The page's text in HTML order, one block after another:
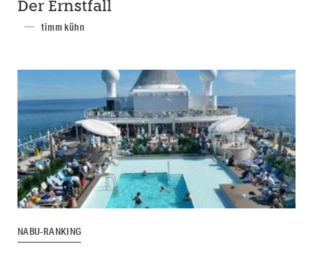
Der Ernstfall
timm kühn
NABU-RANKING